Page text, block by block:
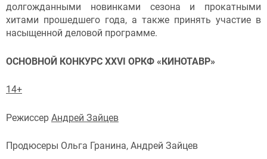
долгожданными новинками сезона и прокатными
хитами прошедшего года, а также принять участие в
насыщенной деловой программе.
ОСНОВНОЙ КОНКУРС XXVI ОРКФ «КИНОТАВР»
14+
Режиссер Андрей Зайцев
Продюсеры Ольга Гранина, Андрей Зайцев